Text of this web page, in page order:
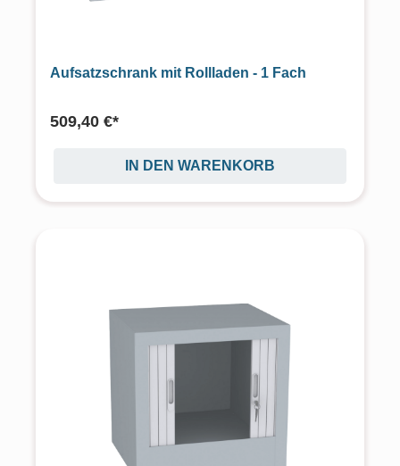
Aufsatzschrank mit Rollladen - 1 Fach
509,40 €*
IN DEN WARENKORB